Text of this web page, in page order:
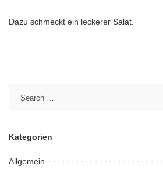
Dazu schmeckt ein leckerer Salat.
Kategorien
Allgemein